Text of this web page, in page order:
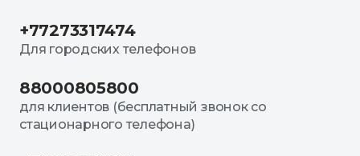
+77273317474
Для городских телефонов
88000805800
для клиентов (бесплатный звонок со
стационарного телефона)